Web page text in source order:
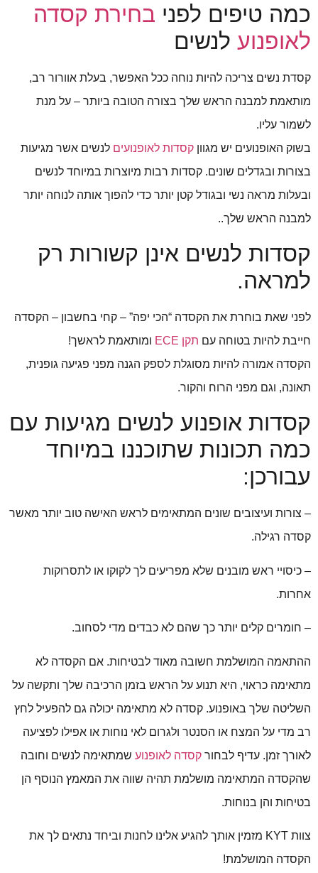
כמה טיפים לפני בחירת קסדה
לאופנוע לנשים
קסדת נשים צריכה להיות נוחה ככל האפשר, בעלת אוורור רב,
מותאמת למבנה הראש שלך בצורה הטובה ביותר – על מנת
לשמור עליו.
בשוק האופנועים יש מגוון קסדות לאופנועים לנשים אשר מגיעות
בצורות ובגדלים שונים. קסדות רבות מיוצרות במיוחד לנשים
ובעלות מראה נשי ובגודל קטן יותר כדי להפוך אותה לנוחה יותר
למבנה הראש שלך..
קסדות לנשים אינן קשורות רק
למראה.
לפני שאת בוחרת את הקסדה “הכי יפה” – קחי בחשבון – הקסדה
חייבת להיות בטוחה עם תקן ECE
ומותאמת לראשך!
הקסדה אמורה להיות מסוגלת לספק הגנה מפני פגיעה גופנית,
תאונה, וגם מפני הרוח והקור.
קסדות אופנוע לנשים מגיעות עם
כמה תכונות שתוכננו במיוחד
עבורכן:
– צורות ועיצובים שונים המתאימים לראש האישה טוב יותר מאשר
קסדה רגילה.
– כיסויי ראש מובנים שלא מפריעים לך לקוקו או לתסרוקות
אחרות.
– חומרים קלים יותר כך שהם לא כבדים מדי לסחוב.
ההתאמה המושלמת חשובה מאוד לבטיחות. אם הקסדה לא
מתאימה כראוי, היא תנוע על הראש בזמן הרכיבה שלך ותקשה על
השליטה שלך באופנוע. קסדה לא מתאימה יכולה גם להפעיל לחץ
רב מדי על המצח או הסנטר ולגרום לאי נוחות או אפילו לפציעה
לאורך זמן. עדיף לבחור קסדה לאופנוע שמתאימה לנשים וחובה
שהקסדה המתאימה מושלמת תהיה שווה את המאמץ הנוסף הן
בטיחות והן בנוחות.
צוות KYT מזמין אותך להגיע אלינו לחנות וביחד נתאים לך את
הקסדה המושלמת!